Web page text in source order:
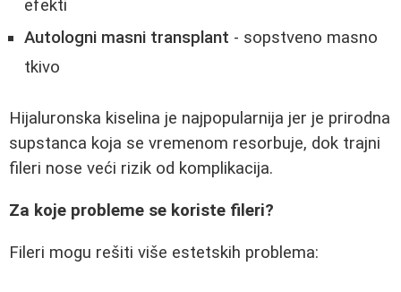
efekti
Autologni masni transplant - sopstveno masno
tkivo
Hijaluronska kiselina je najpopularnija jer je prirodna
supstanca koja se vremenom resorbuje, dok trajni
fileri nose veći rizik od komplikacija.
Za koje probleme se koriste fileri?
Fileri mogu rešiti više estetskih problema: